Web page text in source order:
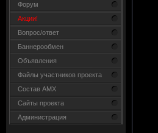
Форум
Акции!
Вопрос/ответ
Баннерообмен
Объявления
Файлы участников проекта
Состав AMX
Сайты проекта
Администрация